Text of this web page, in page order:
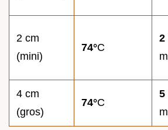
2 cm
(mini)
74°C
2
4 cm
(gros)
74°C
5